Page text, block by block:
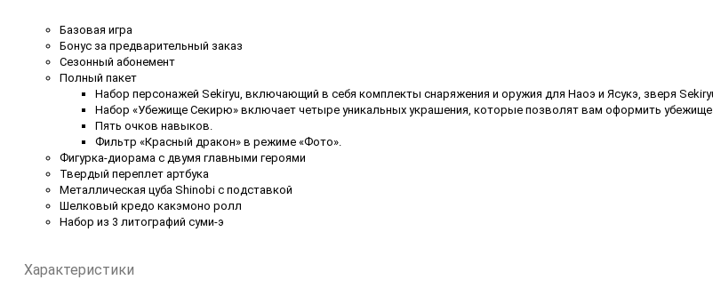
Базовая игра
Бонус за предварительный заказ
Сезонный абонемент
Полный пакет
Набор персонажей Sekiryu, включающий в себя комплекты снаряжения и оружия для Наоэ и Ясукэ, зверя
Набор «Убежище Секирю» включает четыре уникальных украшения, которые позволят вам оформить убежище
Пять очков навыков.
Фильтр «Красный дракон» в режиме «Фото».
Фигурка-диорама с двумя главными героями
Твердый переплет артбука
Металлическая цуба Shinobi с подставкой
Шелковый кредо какэмоно ролл
Набор из 3 литографий суми-э
Характеристики